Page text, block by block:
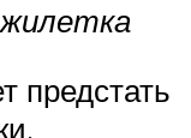
предстать